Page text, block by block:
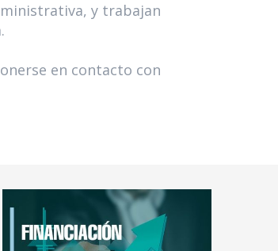
y trabajan
en contacto con